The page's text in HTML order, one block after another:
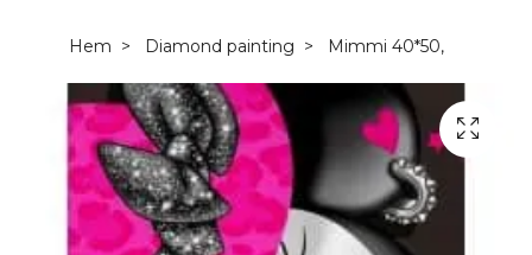
Hem Diamond painting Mimmi 40*50,